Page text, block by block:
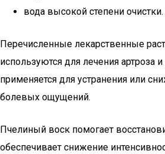
вода высокой степени очистки.
Перечисленные лекарственные
используются для лечения артроза
применяется для устранения или
болевых ощущений.
Пчелиный воск помогает
обеспечивает снижение